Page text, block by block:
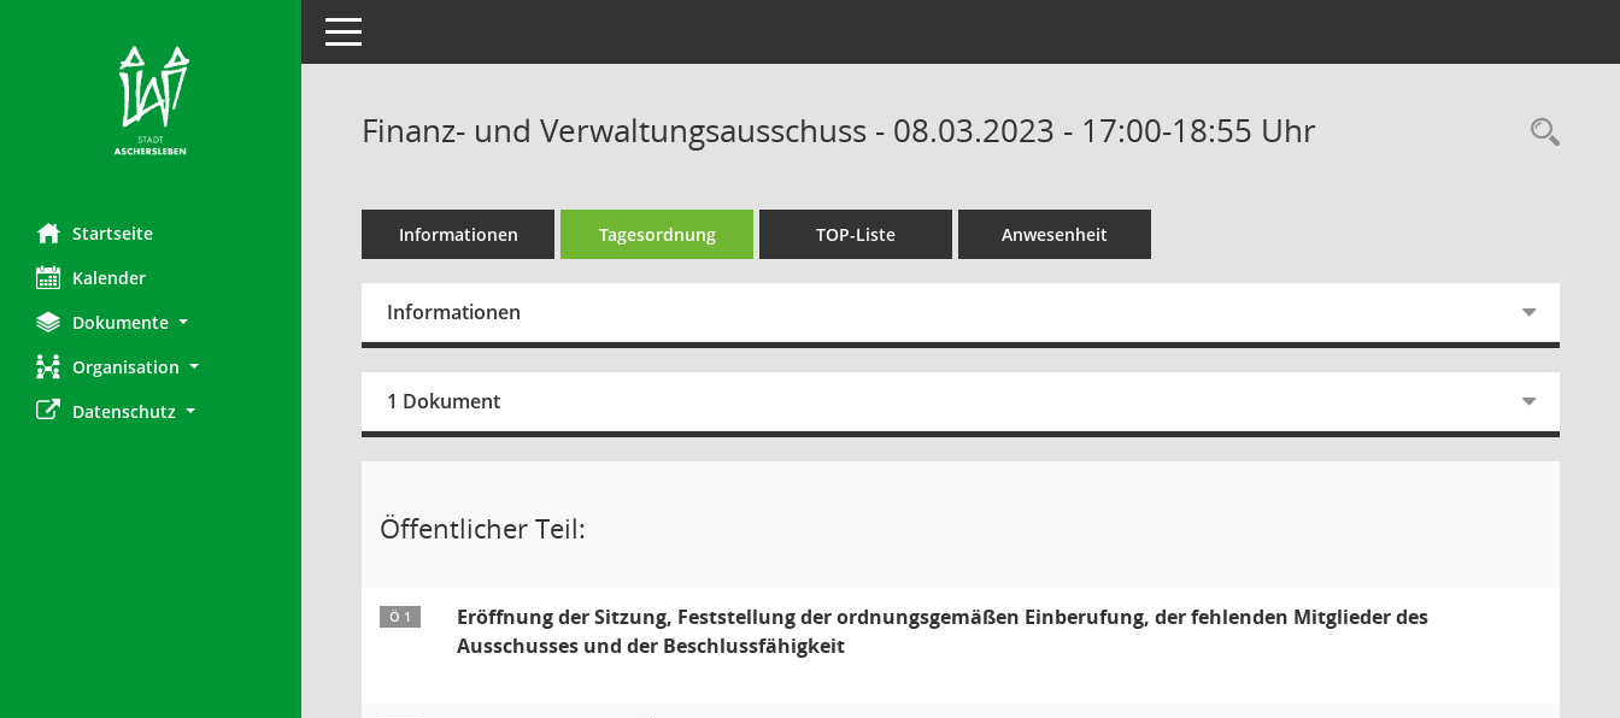
Startseite
Kalender
Dokumente
Organisation
Datenschutz
Toggle navigation
Finanz- und Verwaltungsausschuss - 08.03.2023 - 17:00-18:55 Uhr
Informationen Tagesordnung TOP-Liste Anwesenheit
Informationen
1 Dokument
Öffentlicher Teil:
Ö 1
Eröffnung der Sitzung, Feststellung der ordnungsgemäßen Einberufung, der fehlenden Mitglieder des
Ausschusses und der Beschlussfähigkeit